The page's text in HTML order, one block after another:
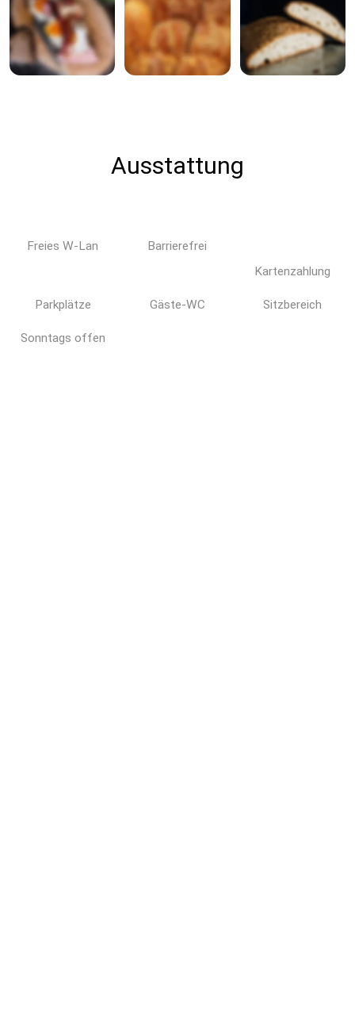
Ausstattung
Freies W-Lan
Barrierefrei
Kartenzahlung
Parkplätze Gäste-WC Sitzbereich
Sonntags offen